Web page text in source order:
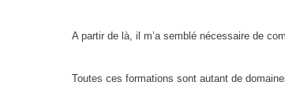
A partir de là, il m’a semblé nécessaire de
Toutes ces formations sont autant de